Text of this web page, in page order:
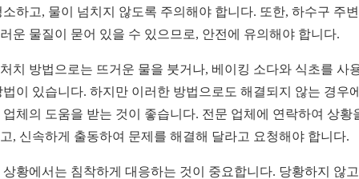
소하고, 물이 넘치지 않도록 주의해야 합니다. 또한, 하수구 주
운 물질이 묻어 있을 수 있으므로, 안전에 유의해야 합니다.
치 방법으로는 뜨거운 물을 붓거나, 베이킹 소다와 식초를 사
법이 있습니다. 하지만 이러한 방법으로도 해결되지 않는 경우
업체의 도움을 받는 것이 좋습니다. 전문 업체에 연락하여 상황
, 신속하게 출동하여 문제를 해결해 달라고 요청해야 합니다.
상황에서는 침착하게 대응하는 것이 중요합니다. 당황하지 않